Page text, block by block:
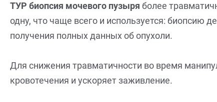
ТУР биопсия мочевого пузыря более
одну, что чаще всего и используется: биопсию
получения полных данных об опухоли.
Для снижения травматичности во время
кровотечения и ускоряет заживление.